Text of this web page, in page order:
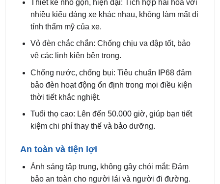
Thiết kế và độ bền
Thiết kế nhỏ gọn, hiện đại: Tích hợp hài hòa với
nhiều kiểu dáng xe khác nhau, không làm mất đi
Vỏ đèn chắc chắn: Chống chịu va đập tốt, bảo
vệ các linh kiện bên trong.
Chống nước, chống bụi: Tiêu chuẩn IP68 đảm
bảo đèn hoạt động ổn định trong mọi điều kiện
Tuổi thọ cao: Lên đến 50.000 giờ, giúp bạn tiết
kiệm chi phí thay thế và bảo dưỡng.